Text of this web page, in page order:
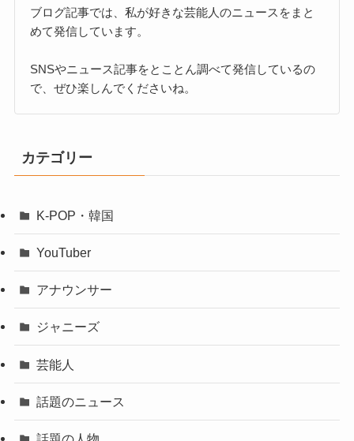
ブログ記事では、私が好きな芸能人のニュースをまと
めて発信しています。
SNSやニュース記事をとことん調べて発信しているの
で、ぜひ楽しんでくださいね。
カテゴリー
K-POP・韓国
YouTuber
アナウンサー
ジャニーズ
芸能人
話題のニュース